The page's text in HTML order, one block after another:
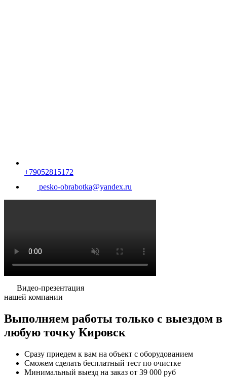
Видео-презентация
нашей компании
Выполняем работы только с выездом в
любую точку Кировск
Сразу приедем к вам на объект с оборудованием
Сможем сделать бесплатный тест по очистке
Минимальный выезд на заказ от 39 000 руб